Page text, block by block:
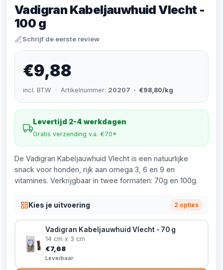
Vadigran Kabeljauwhuid Vlecht -
100 g
Schrijf de eerste review
€9,88
incl. BTW · Artikelnummer: 20207 · €98,80/kg
Levertijd 2-4 werkdagen
Gratis verzending v.a. €70*
De Vadigran Kabeljauwhuid Vlecht is een natuurlijke
snack voor honden, rijk aan omega 3, 6 en 9 en
vitamines. Verkrijgbaar in twee formaten: 70g en 100g.
Kies je uitvoering 2 opties
Vadigran Kabeljauwhuid Vlecht - 70 g
14 cm x 3 cm
€7,68
Leverbaar